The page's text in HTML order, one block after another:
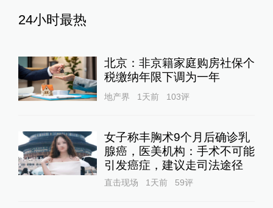
24小时最热
北京：非京籍家庭购房社保个
税缴纳年限下调为一年
地产界 1天前 103评
女子称丰胸术9个月后确诊乳
腺癌，医美机构：手术不可能
引发癌症，建议走司法途径
直击现场 1天前 59评